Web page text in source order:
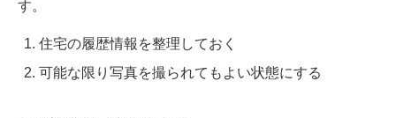
す。
住宅の履歴情報を整理しておく
可能な限り写真を撮られてもよい状態にする